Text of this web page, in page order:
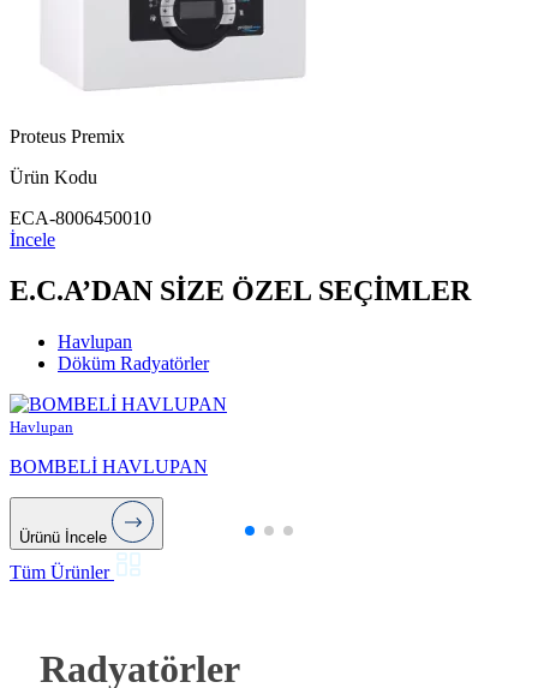
Proteus Premix
Ürün Kodu
ECA-8006450010
İncele
E.C.A’DAN SİZE ÖZEL SEÇİMLER
Havlupan
Döküm Radyatörler
Havlupan
BOMBELİ HAVLUPAN
Ürünü İncele
Tüm Ürünler
Radyatörler